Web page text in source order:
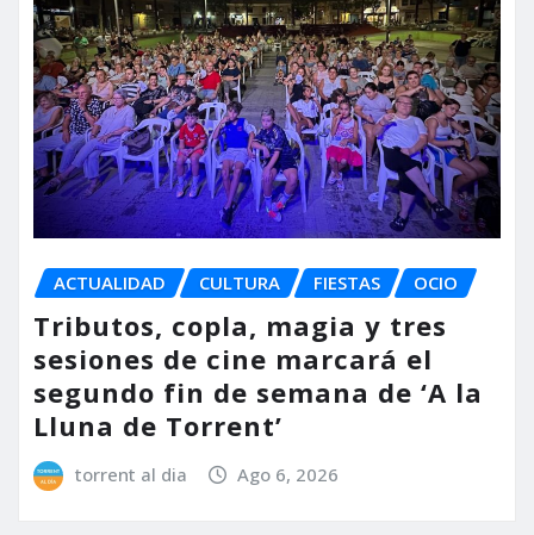
ACTUALIDAD CULTURA FIESTAS OCIO
Tributos, copla, magia y tres
sesiones de cine marcará el
segundo fin de semana de ‘A la
Lluna de Torrent’
torrent al dia Ago 6, 2026